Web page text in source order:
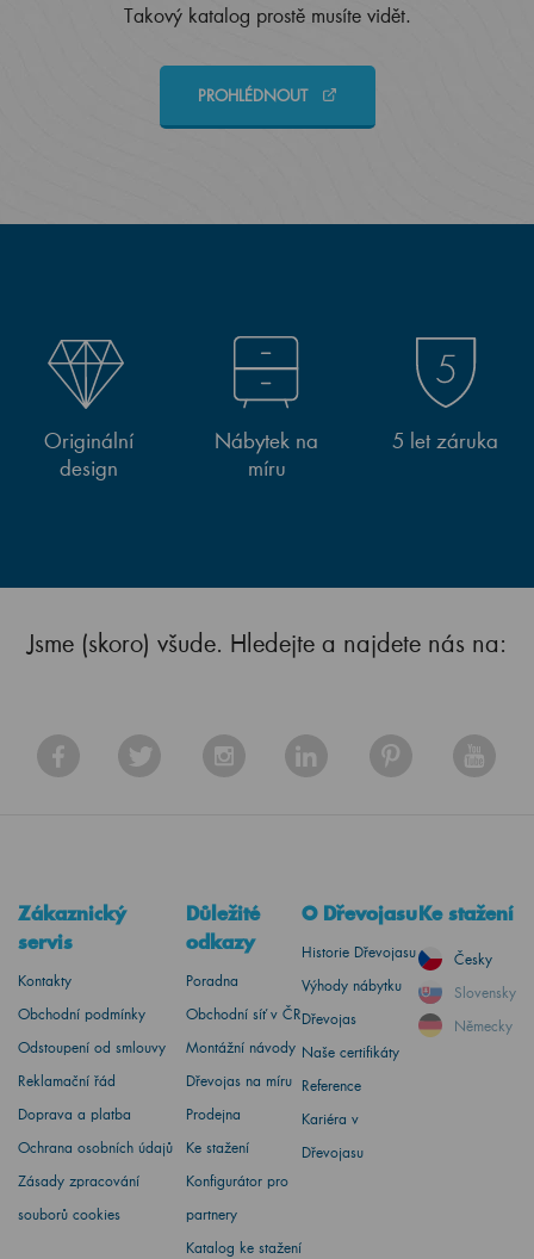
Takový katalog prostě musíte vidět.
PROHLÉDNOUT
Originální
design
Nábytek na
míru
5 let záruka
Jsme (skoro) všude. Hledejte a najdete nás na:
Zákaznický
servis
Kontakty
Obchodní podmínky
Odstoupení od smlouvy
Reklamační řád
Doprava a platba
Ochrana osobních údajů
Zásady zpracování
souborů cookies
Důležité
odkazy
Poradna
Obchodní síť v ČR
Montážní návody
Dřevojas na míru
Prodejna
Ke stažení
Konfigurátor pro
partnery
Katalog ke stažení
O Dřevojasu
Historie Dřevojasu
Výhody nábytku
Dřevojas
Naše certifikáty
Reference
Kariéra v
Dřevojasu
Ke stažení
Česky
Slovensky
Německy